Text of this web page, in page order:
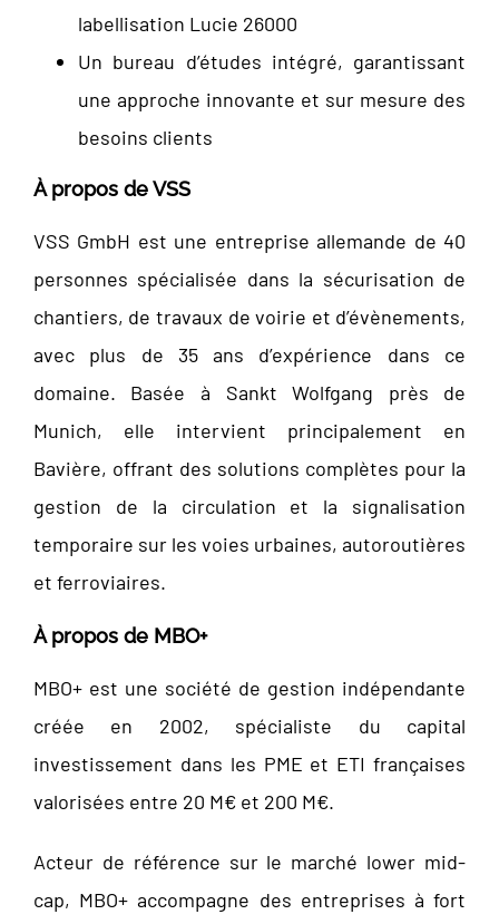
labellisation Lucie 26000
Un bureau d’études intégré, garantissant
une approche innovante et sur mesure des
besoins clients
À propos de VSS
VSS GmbH est une entreprise allemande de 40
personnes spécialisée dans la sécurisation de
chantiers, de travaux de voirie et d’évènements,
avec plus de 35 ans d’expérience dans ce
domaine. Basée à Sankt Wolfgang près de
Munich, elle intervient principalement en
Bavière, offrant des solutions complètes pour la
gestion de la circulation et la signalisation
temporaire sur les voies urbaines, autoroutières
et ferroviaires.
À propos de MBO+
MBO+ est une société de gestion indépendante
créée en 2002, spécialiste du capital
investissement dans les PME et ETI françaises
valorisées entre 20 M€ et 200 M€.
Acteur de référence sur le marché lower mid-
cap, MBO+ accompagne des entreprises à fort